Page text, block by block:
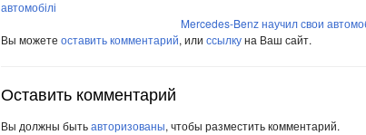
автомобілі
Mercedes-Benz научил свои
Вы можете оставить комментарий, или ссылкуна Ваш сайт.
Оставить комментарий
Вы должны бытьавторизованы, чтобы разместить комментарий.